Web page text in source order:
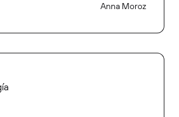
Anna Moroz